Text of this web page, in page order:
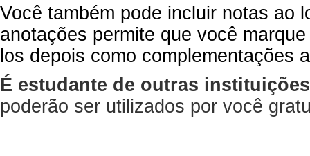
Você também pode incluir notas ao
anotações permite que você
los depois como complementações
É estudante de outras
poderão ser utilizados por você